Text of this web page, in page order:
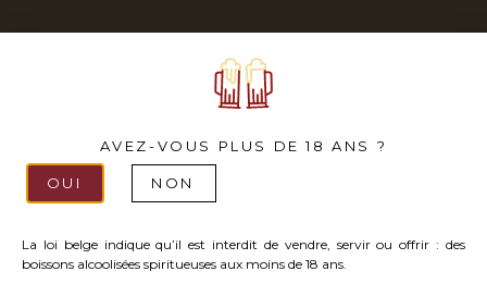
| Fait avec amour à Chaumont-Gistoux
AVEZ-VOUS PLUS DE 18 ANS ?
OUI NON
La loi belge indique qu’il est interdit de vendre, servir ou offrir : des
boissons alcoolisées spiritueuses aux moins de 18 ans.